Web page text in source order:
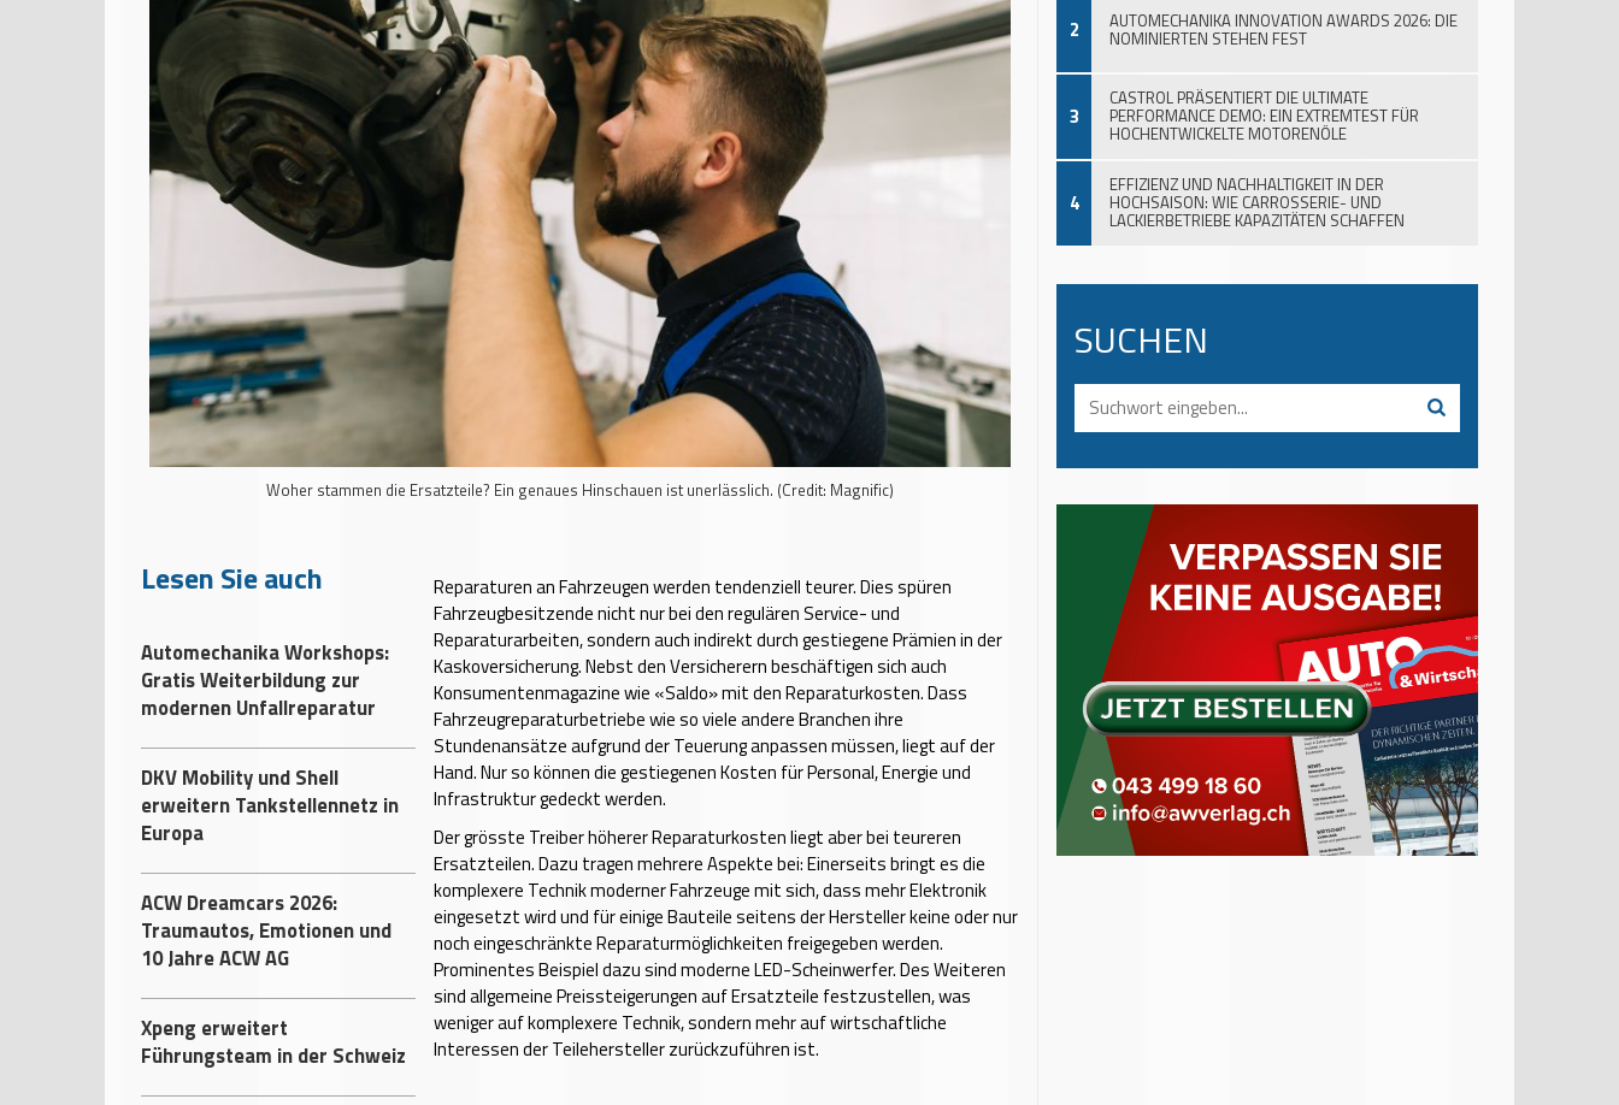
Woher stammen die Ersatzteile? Ein genaues Hinschauen ist unerlässlich. (Credit: Magnific)
Lesen Sie auch
Automechanika Workshops:
Gratis Weiterbildung zur
modernen Unfallreparatur
DKV Mobility und Shell
erweitern Tankstellennetz in
Europa
ACW Dreamcars 2026:
Traumautos, Emotionen und
10 Jahre ACW AG
Xpeng erweitert
Führungsteam in der Schweiz
Reparaturen an Fahrzeugen werden tendenziell teurer. Dies spüren
Fahrzeugbesitzende nicht nur bei den regulären Service- und
Reparaturarbeiten, sondern auch indirekt durch gestiegene Prämien in der
Kaskoversicherung. Nebst den Versicherern beschäftigen sich auch
Konsumentenmagazine wie «Saldo» mit den Reparaturkosten. Dass
Fahrzeugreparaturbetriebe wie so viele andere Branchen ihre
Stundenansätze aufgrund der Teuerung anpassen müssen, liegt auf der
Hand. Nur so können die gestiegenen Kosten für Personal, Energie und
Infrastruktur gedeckt werden.
Der grösste Treiber höherer Reparaturkosten liegt aber bei teureren
Ersatzteilen. Dazu tragen mehrere Aspekte bei: Einerseits bringt es die
komplexere Technik moderner Fahrzeuge mit sich, dass mehr Elektronik
eingesetzt wird und für einige Bauteile seitens der Hersteller keine oder nur
noch eingeschränkte Reparaturmöglichkeiten freigegeben werden.
Prominentes Beispiel dazu sind moderne LED-Scheinwerfer. Des Weiteren
sind allgemeine Preissteigerungen auf Ersatzteile festzustellen, was
weniger auf komplexere Technik, sondern mehr auf wirtschaftliche
Interessen der Teilehersteller zurückzuführen ist.
2 AUTOMECHANIKA INNOVATION AWARDS 2026: DIE
NOMINIERTEN STEHEN FEST
3
CASTROL PRÄSENTIERT DIE ULTIMATE
PERFORMANCE DEMO: EIN EXTREMTEST FÜR
HOCHENTWICKELTE MOTORENÖLE
4
EFFIZIENZ UND NACHHALTIGKEIT IN DER
HOCHSAISON: WIE CARROSSERIE- UND
LACKIERBETRIEBE KAPAZITÄTEN SCHAFFEN
SUCHEN